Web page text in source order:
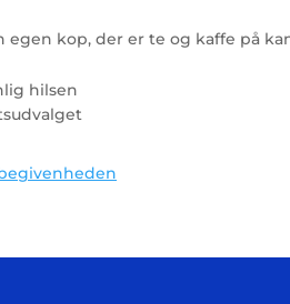
egen kop, der er te og kaffe på
hilsen